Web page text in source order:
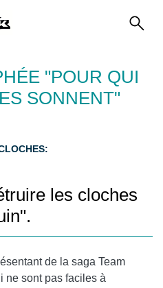
"POUR QUI
SONNENT"
les cloches
de la saga Team
ne sont pas faciles à